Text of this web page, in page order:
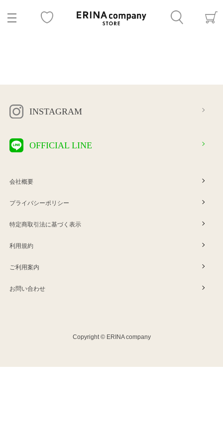
INSTAGRAM
OFFICIAL LINE
会社概要
プライバシーポリシー
特定商取引法に基づく表示
利用規約
ご利用案内
お問い合わせ
Copyright © ERINA company